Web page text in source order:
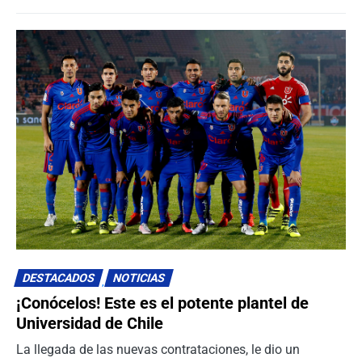
0
DESTACADOS NOTICIAS
¡Conócelos! Este es el potente plantel de
Universidad de Chile
La llegada de las nuevas contrataciones, le dio un